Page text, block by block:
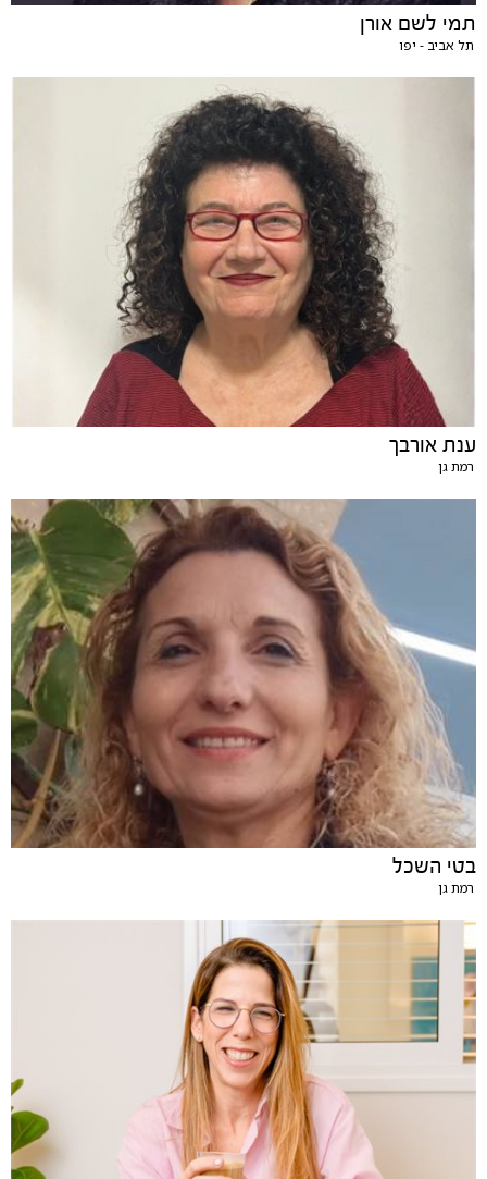
תמי לשם אורן
תל אביב - יפו
ענת אורבך
רמת גן
בטי השכל
רמת גן